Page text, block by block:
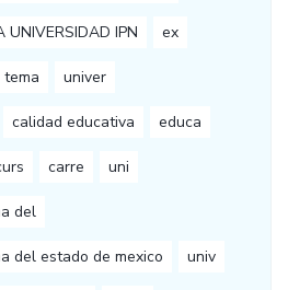
UNIVERSIDAD IPN ex
tema univer
calidad educativa educa
carre uni
del
del estado de mexico univ